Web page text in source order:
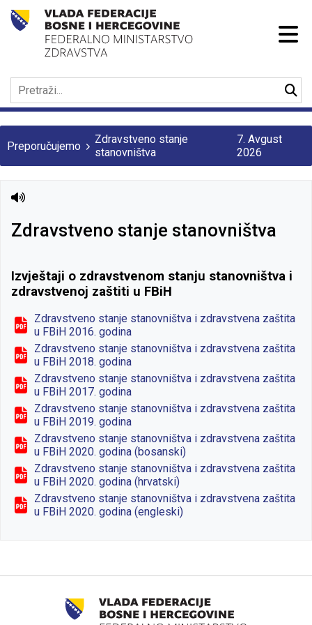
Preporučujemo
Zdravstveno stanje
stanovništva
7. Avgust
2026
Zdravstveno stanje stanovništva
Izvještaji o zdravstvenom stanju stanovništva i
zdravstvenoj zaštiti u FBiH
Zdravstveno stanje stanovništva i zdravstvena zaštita
u FBiH 2016. godina
Zdravstveno stanje stanovništva i zdravstvena zaštita
u FBiH 2018. godina
Zdravstveno stanje stanovništva i zdravstvena zaštita
u FBiH 2017. godina
Zdravstveno stanje stanovništva i zdravstvena zaštita
u FBiH 2019. godina
Zdravstveno stanje stanovništva i zdravstvena zaštita
u FBiH 2020. godina (bosanski)
Zdravstveno stanje stanovništva i zdravstvena zaštita
u FBiH 2020. godina (hrvatski)
Zdravstveno stanje stanovništva i zdravstvena zaštita
u FBiH 2020. godina (engleski)